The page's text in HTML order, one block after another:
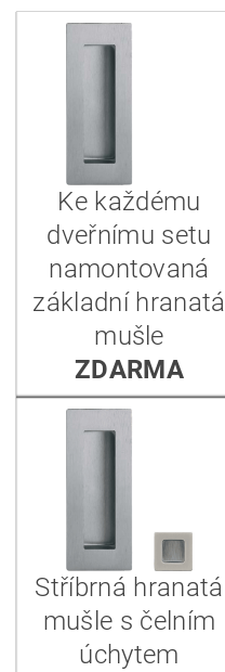
Ke každému
dveřnímu setu
namontovaná
základní hranatá
mušle
ZDARMA
Stříbrná hranatá
mušle s čelním
úchytem